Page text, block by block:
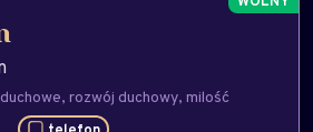
rozwój duchowy milość